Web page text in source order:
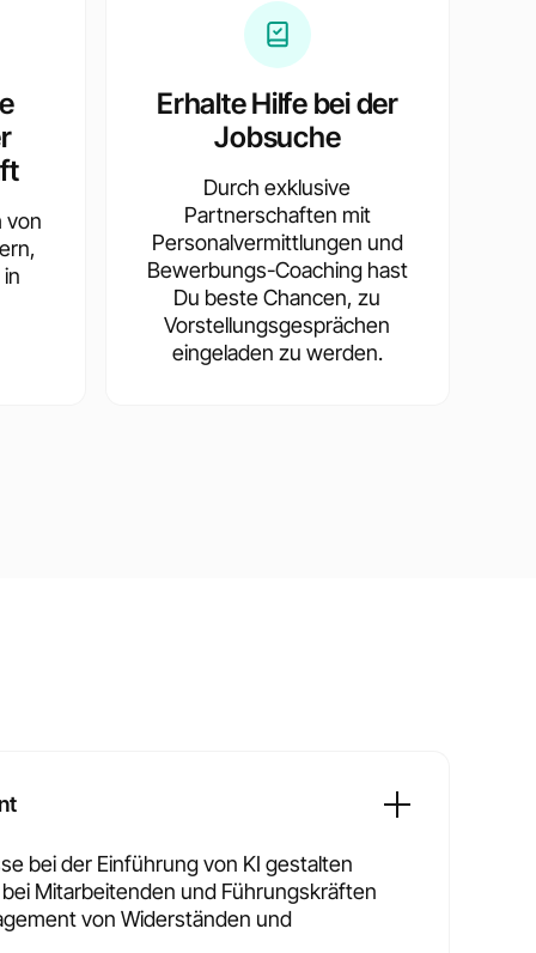
von
Erhalte Hilfe bei der
Jobsuche
Durch exklusive
Partnerschaften mit
Personalvermittlungen und
Bewerbungs-Coaching hast
Du beste Chancen, zu
Vorstellungsgesprächen
eingeladen zu werden.
bei der Einführung von KI gestalten
Mitarbeitenden und Führungskräften
von Widerständen und